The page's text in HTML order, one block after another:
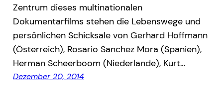
Zentrum dieses multinationalen
Dokumentarfilms stehen die Lebenswege und
persönlichen Schicksale von Gerhard Hoffmann
(Österreich), Rosario Sanchez Mora (Spanien),
Herman Scheerboom (Niederlande), Kurt…
Dezember 20, 2014